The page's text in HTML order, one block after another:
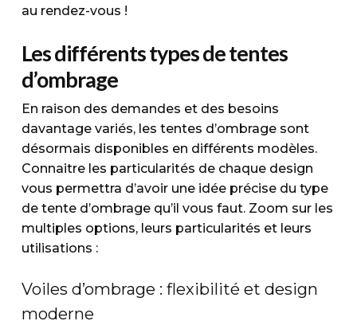
au rendez-vous !
Les différents types de tentes
d’ombrage
En raison des demandes et des besoins
davantage variés, les tentes d’ombrage sont
désormais disponibles en différents modèles.
Connaitre les particularités de chaque design
vous permettra d’avoir une idée précise du type
de tente d’ombrage qu’il vous faut. Zoom sur les
multiples options, leurs particularités et leurs
utilisations :
Voiles d’ombrage : flexibilité et design
moderne